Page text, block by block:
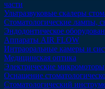
части
Ультразвуковые скалеры
Стоматологические лампы,
Эндодонтическое
Аппараты AIR FLOW
Интраоральные камеры и
Медицинская оптика
Электрические микромоторы
Оснащение
Стоматологический